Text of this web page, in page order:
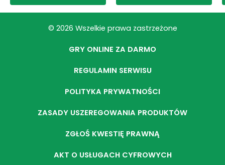
© 2026 Wszelkie prawa zastrzeżone
GRY ONLINE ZA DARMO
REGULAMIN SERWISU
POLITYKA PRYWATNOŚCI
ZASADY USZEREGOWANIA PRODUKTÓW
ZGŁOŚ KWESTIĘ PRAWNĄ
AKT O USŁUGACH CYFROWYCH